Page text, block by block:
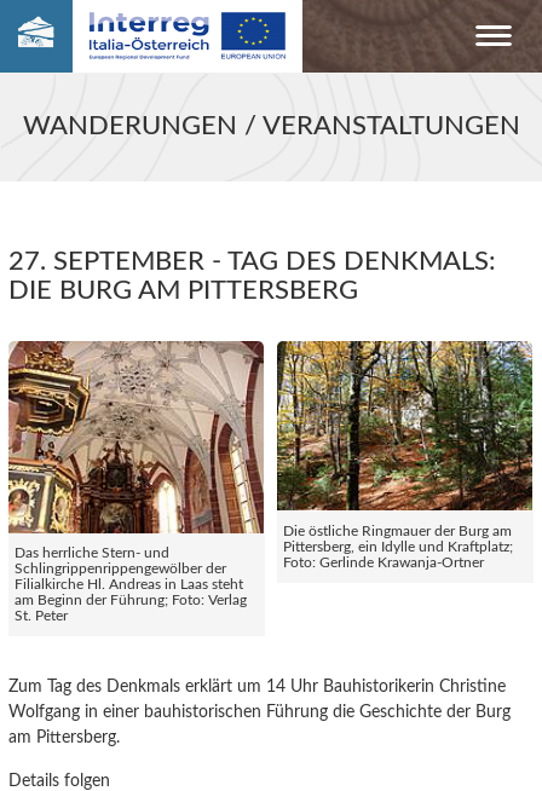
WANDERUNGEN / VERANSTALTUNGEN
27. SEPTEMBER - TAG DES DENKMALS:
DIE BURG AM PITTERSBERG
Das herrliche Stern- und
Schlingrippenrippengewölber der
Filialkirche Hl. Andreas in Laas steht
am Beginn der Führung; Foto: Verlag
St. Peter
Die östliche Ringmauer der Burg am
Pittersberg, ein Idylle und Kraftplatz;
Foto: Gerlinde Krawanja-Ortner
Zum Tag des Denkmals erklärt um 14 Uhr Bauhistorikerin Christine
Wolfgang in einer bauhistorischen Führung die Geschichte der Burg
am Pittersberg.
Details folgen